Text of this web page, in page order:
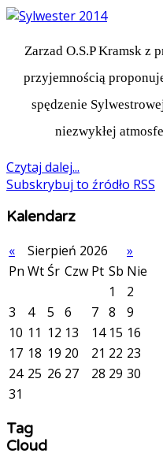
Zarzad O.S.P Kramsk z
przyjemnością
spędzenie
niezwykłej
Czytaj dalej...
Subskrybuj to źródło RSS
Kalendarz
«
Sierpień 2026
»
Pn WtŚr Czw Pt Sb Nie
1
2
3
4 5 6 7 8
9
10 11 12 13 14 15 16
17 18 19 20 21 22 23
24 25 26 27 28 29 30
31
Tag
Cloud